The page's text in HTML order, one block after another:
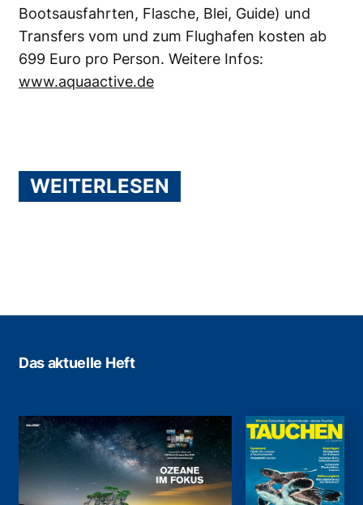
Bootsausfahrten, Flasche, Blei, Guide) und
Transfers vom und zum Flughafen kosten ab
699 Euro pro Person. Weitere Infos:
www.aquaactive.de
WEITERLESEN
Das aktuelle Heft